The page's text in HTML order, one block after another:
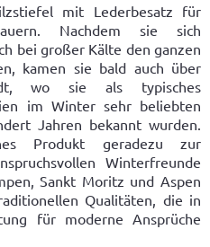
mit Lederbesatz für
Nachdem sie sich
bei großer Kälte den ganzen
kamen sie bald auch über
wo sie als typisches
im Winter sehr beliebten
Jahren bekannt wurden.
Produkt geradezu zur
Winterfreunde
Sankt Moritz und Aspen
Qualitäten, die in
für moderne Ansprüche